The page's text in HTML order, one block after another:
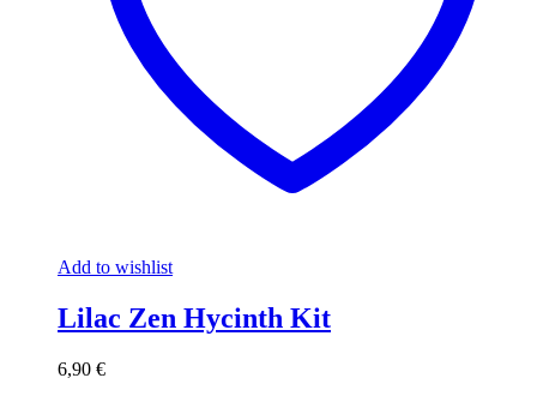
Add to wishlist
Lilac Zen Hycinth Kit
6,90 €